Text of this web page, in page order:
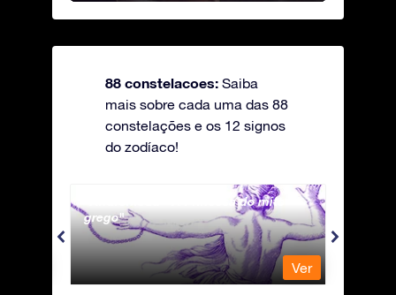
88 constelacoes: Saiba
mais sobre cada uma das 88
constelações e os 12 signos
do zodíaco!
Andromeda - A Princesa do mito
grego
Ver